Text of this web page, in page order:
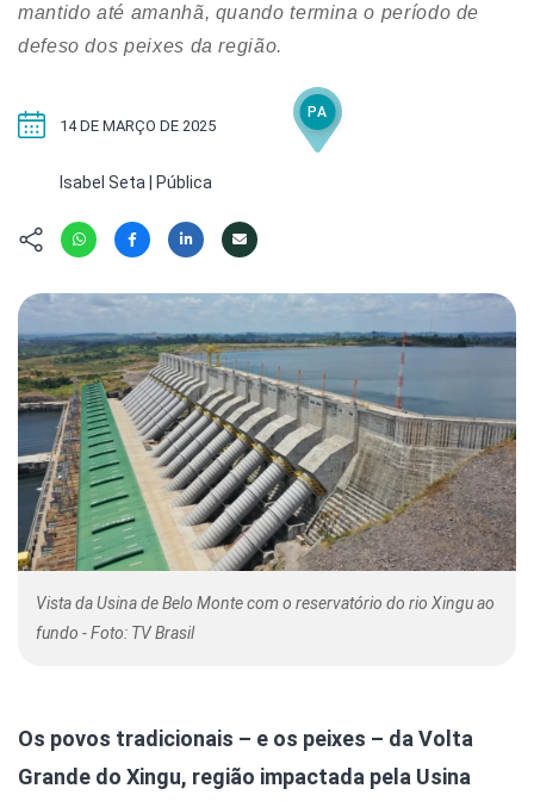
Kit
Túnel do
Universo
mantido até amanhã, quando termina o período de
defeso dos peixes da região.
Isabel Seta | Pública
14 DE MARÇO DE 2025
PA
Vista da Usina de Belo Monte com o reservatório do rio Xingu ao
fundo - Foto: TV Brasil
Os povos tradicionais – e os peixes – da Volta
Grande do Xingu, região impactada pela Usina